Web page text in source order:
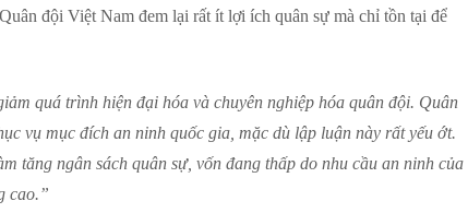
đội Việt Nam đem lại rất ít lợi ích quân sự mà chỉ tồn tại để
quá trình hiện đại hóa và chuyên nghiệp hóa quân đội. Quân
vụ mục đích an ninh quốc gia, mặc dù lập luận này rất yếu ớt.
tăng ngân sách quân sự, vốn đang thấp do nhu cầu an ninh của
cao.”